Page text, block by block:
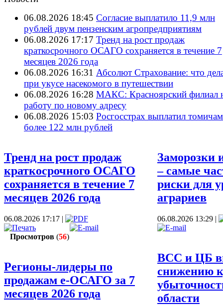
06.08.2026 18:45 Согласие выплатило 11,9 млн
рублей двум пензенским агропредприятиям
06.08.2026 17:17 Тренд на рост продаж
краткосрочного ОСАГО сохраняется в течение 7
месяцев 2026 года
06.08.2026 16:31 Абсолют Страхование: что
при укусе насекомого в путешествии
06.08.2026 16:28 МАКС: Красноярский филиал
работу по новому адресу
06.08.2026 15:03 Росгосстрах выплатил томичам
более 122 млн рублей
Тренд на рост продаж
краткосрочного ОСАГО
сохраняется в течение 7
месяцев 2026 года
06.08.2026 17:17 |
Просмотров (56)
Регионы-лидеры по
продажам е-ОСАГО за 7
месяцев 2026 года
Заморозки
– самые
риски для
аграриев
06.08.2026 13:29 |
ВСС и ЦБ
снижению
области